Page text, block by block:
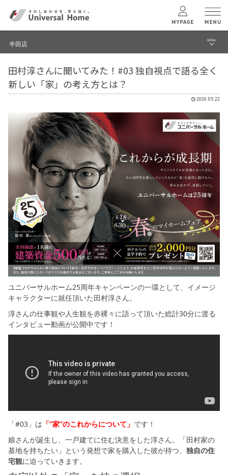
ユニバーサル ホームの特長
テクノロジー
建築実例
モデルハウス検索・見学予約
シミュレー ション
キャンペーン・コラボ情報
家づくりの知識
企業情報
半田店 MENU
ブログ
建築実例・事例
イベント
モデルハウス見学予約
半田店 TOPへ
田村淳さんに聞いてみた！#03 独自視点で語る全く
新しい「家」の考え方とは？
2020.05.22
ユニバーサルホーム25周年キャンペーンの一環として、イメージ
キャラクターに就任頂いた田村淳さん。
淳さんの仕事観や人生観を赤裸々に語って頂いた総計30分に渡る
インタビュー動画が公開中です！
「#03」は 「”家”のこれからについて」 です！
娘さんが誕生し、一戸建てに住む決意をした淳さん。「田村家の
基地を持ちたい」という発想で家を購入した彼が持つ、 独自の住
宅観に迫っていきます。